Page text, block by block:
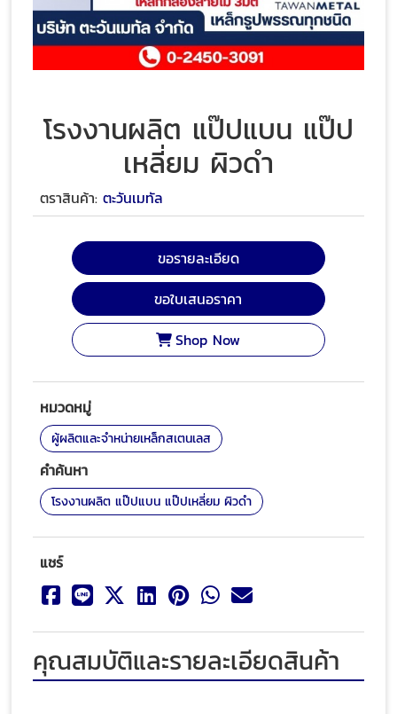
โรงงานผลิต แป๊ปแบน แป๊ป
เหลี่ยม ผิวดำ
ตราสินค้า: ตะวันเมทัล
ขอรายละเอียด
ขอใบเสนอราคา
Shop Now
หมวดหมู่
ผู้ผลิตและจำหน่ายเหล็กสเตนเลส
คำค้นหา
โรงงานผลิต แป๊ปแบน แป๊ปเหลี่ยม ผิวดำ
แชร์
คุณสมบัติและรายละเอียดสินค้า